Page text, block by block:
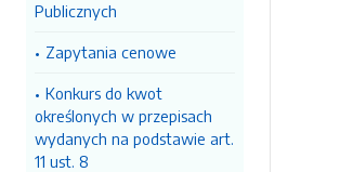
Publicznych
Zapytania cenowe
Konkurs do kwot
określonych w przepisach
wydanych na podstawie art.
11 ust. 8